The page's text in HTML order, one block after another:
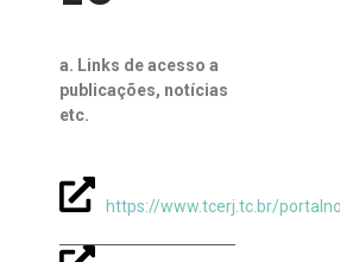
a. Links de acesso a
publicações, notícias
etc.
https://www.tcerj.tc.br/